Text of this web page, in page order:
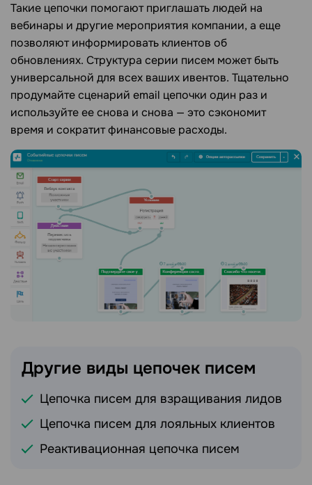
Такие цепочки помогают приглашать людей на
вебинары и другие мероприятия компании, а еще
позволяют информировать клиентов об
обновлениях. Структура серии писем может быть
универсальной для всех ваших ивентов. Тщательно
продумайте сценарий email цепочки один раз и
используйте ее снова и снова — это сэкономит
время и сократит финансовые расходы.
Другие виды цепочек писем
Цепочка писем для взращивания лидов
Цепочка писем для лояльных клиентов
Реактивационная цепочка писем